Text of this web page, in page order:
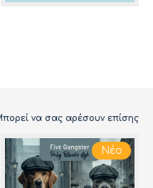
να σας αρέσουν επίσης
Νέο